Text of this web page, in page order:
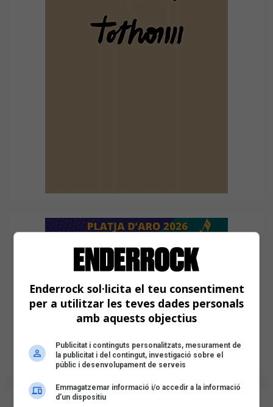
Enderrock sol·licita el teu consentiment
per a utilitzar les teves dades personals
amb aquests objectius
Publicitat i continguts personalitzats, mesurament de
la publicitat i del contingut, investigació sobre el
públic i desenvolupament de serveis
Emmagatzemar informació i/o accedir a la informació
d’un dispositiu